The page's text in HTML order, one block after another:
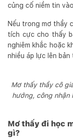
củng cố niềm tin
Nếu trong mơ thầy
tích cực cho thấy
nghiêm khắc hoặc
nhiều áp lực lên
Mơ thấy thầy cô
hướng, công nhận
Mơ thấy đi học
gì?